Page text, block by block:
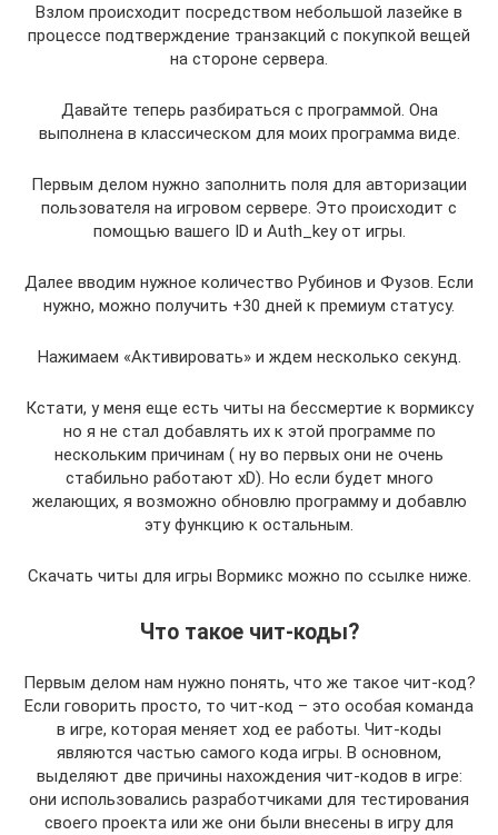
Взлом происходит посредством небольшой лазейке в
процессе подтверждение транзакций с покупкой вещей
на стороне сервера.
Давайте теперь разбираться с программой. Она
выполнена в классическом для моих программа виде.
Первым делом нужно заполнить поля для авторизации
пользователя на игровом сервере. Это происходит с
помощью вашего ID и Auth_key от игры.
Далее вводим нужное количество Рубинов и Фузов. Если
нужно, можно получить +30 дней к премиум статусу.
Нажимаем «Активировать» и ждем несколько секунд.
Кстати, у меня еще есть читы на бессмертие к вормиксу
но я не стал добавлять их к этой программе по
нескольким причинам ( ну во первых они не очень
стабильно работают хD). Но если будет много
желающих, я возможно обновлю программу и добавлю
эту функцию к остальным.
Скачать читы для игры Вормикс можно по ссылке ниже.
Что такое чит-коды?
Первым делом нам нужно понять, что же такое чит-код?
Если говорить просто, то чит-код – это особая команда
в игре, которая меняет ход ее работы. Чит-коды
являются частью самого кода игры. В основном,
выделяют две причины нахождения чит-кодов в игре:
они использовались разработчиками для тестирования
своего проекта или же они были внесены в игру для